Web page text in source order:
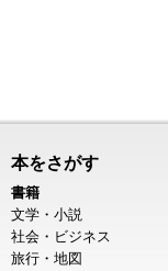
本をさがす
書籍
文学・小説
社会・ビジネス
旅行・地図